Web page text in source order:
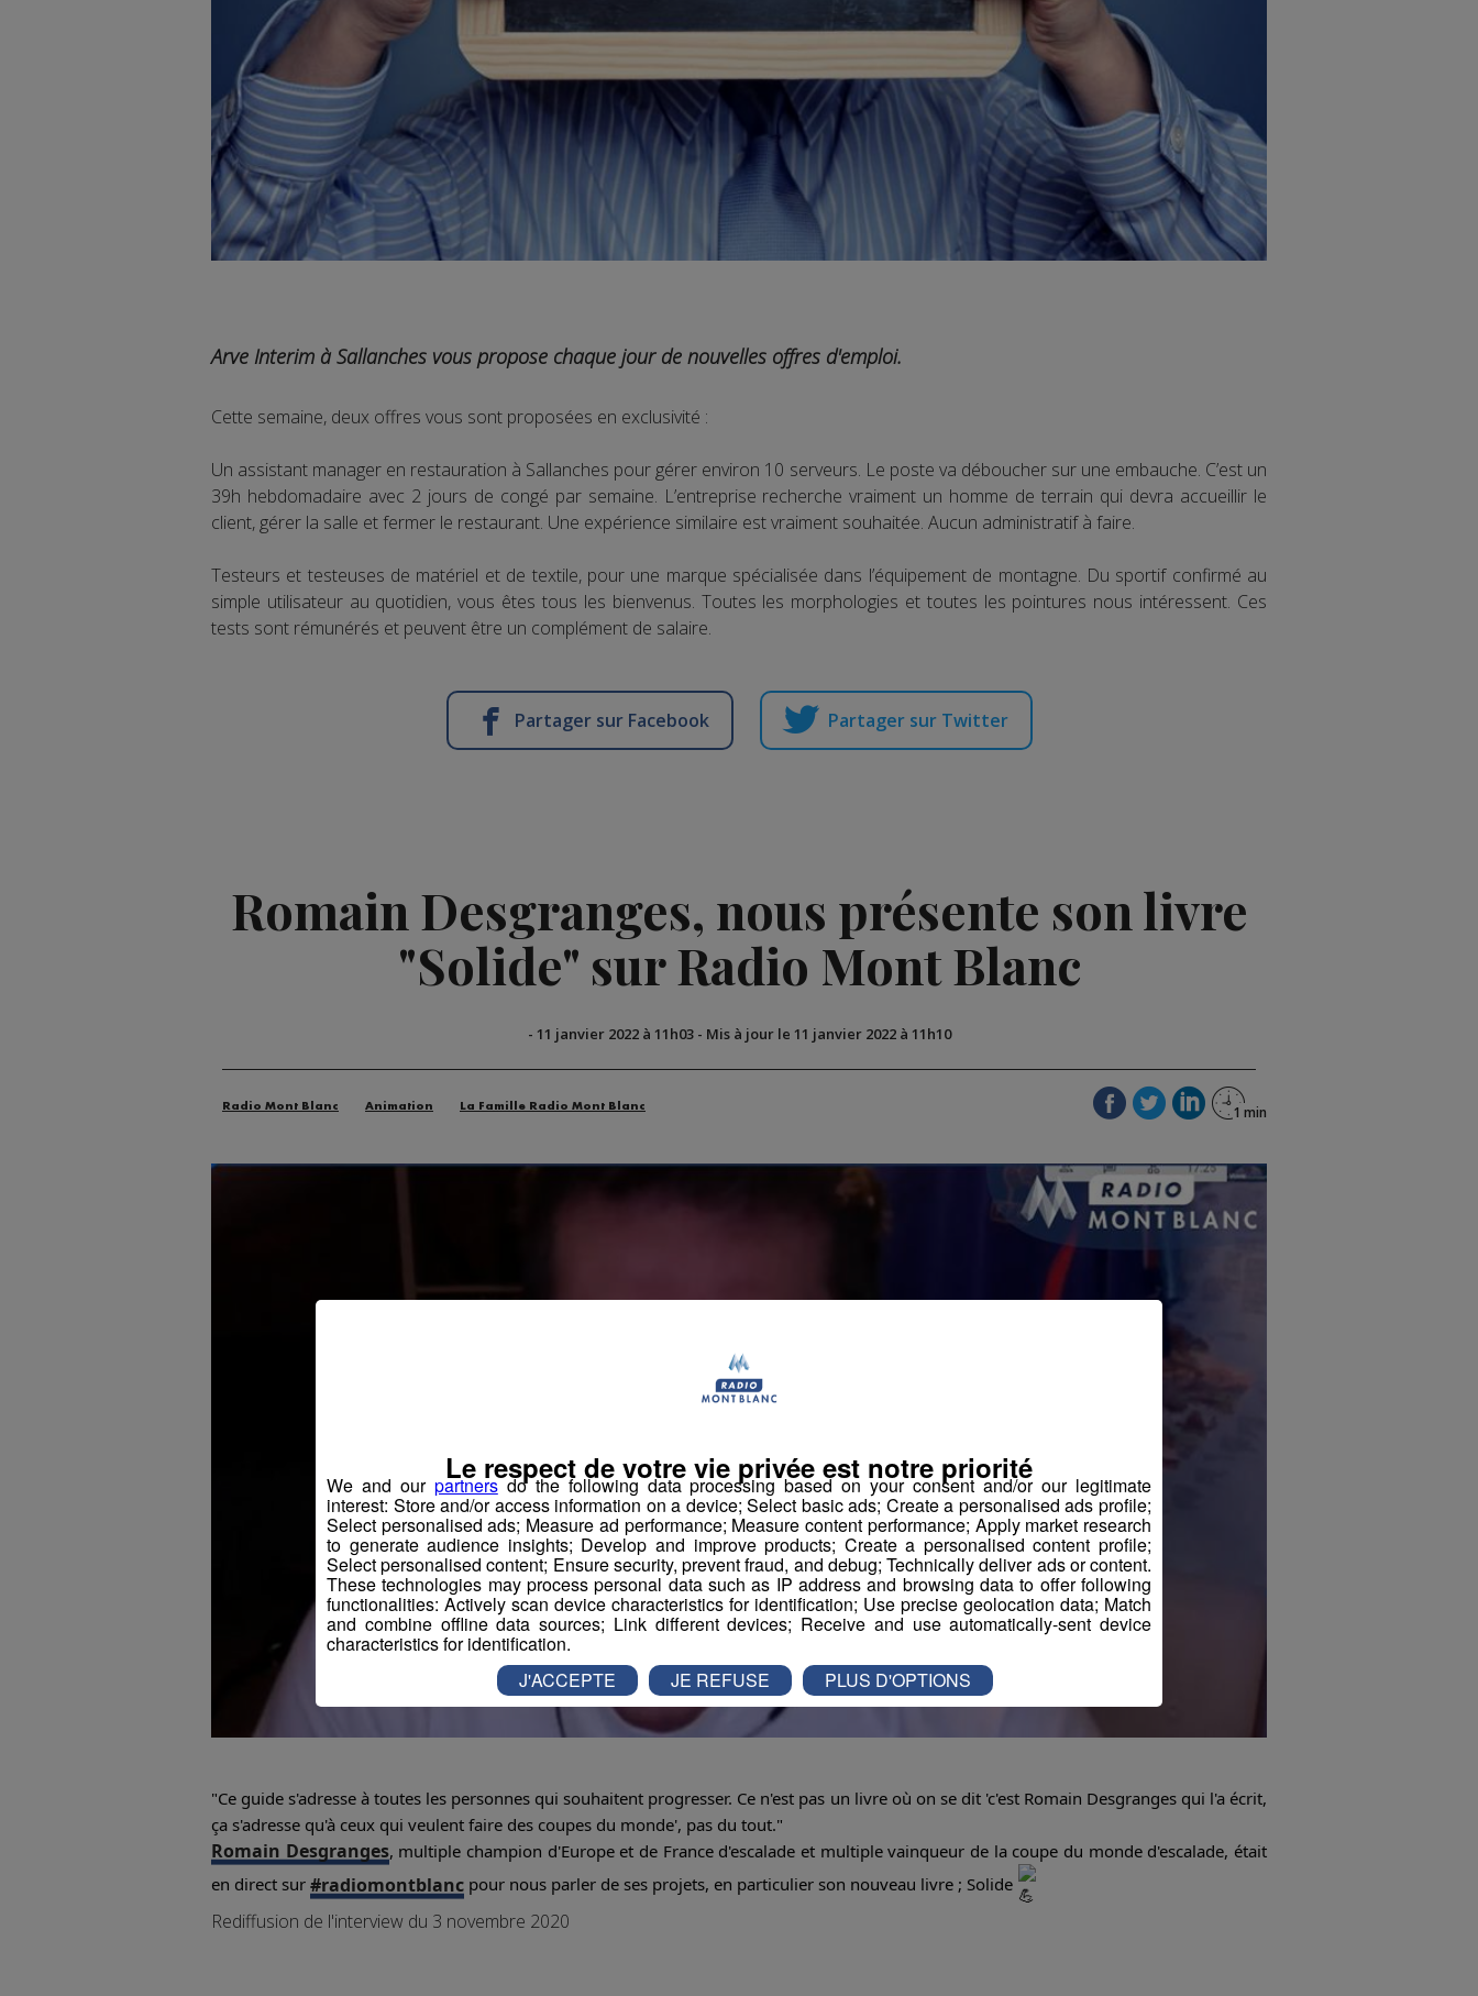
Arve Interim à Sallanches vous propose chaque jour de nouvelles offres d'emploi.
Cette semaine, deux offres vous sont proposées en exclusivité :
Un assistant manager en restauration à Sallanches pour gérer environ 10 serveurs. Le poste va déboucher sur une embauche. C’est un
39h hebdomadaire avec 2 jours de congé par semaine. L’entreprise recherche vraiment un homme de terrain qui devra accueillir le
client, gérer la salle et fermer le restaurant. Une expérience similaire est vraiment souhaitée. Aucun administratif à faire.
Testeurs et testeuses de matériel et de textile, pour une marque spécialisée dans l’équipement de montagne. Du sportif confirmé au
simple utilisateur au quotidien, vous êtes tous les bienvenus. Toutes les morphologies et toutes les pointures nous intéressent. Ces
tests sont rémunérés et peuvent être un complément de salaire.
Partager sur Facebook Partager sur Twitter
Romain Desgranges, nous présente son livre
"Solide" sur Radio Mont Blanc
- 11 janvier 2022 à 11h03- Mis à jour le 11 janvier 2022 à 11h10
Radio Mont Blanc Animation La Famille Radio Mont Blanc
"Ce guide s'adresse à toutes les personnes qui souhaitent progresser. Ce n'est pas un livre où on se dit 'c'est Romain Desgranges qui l'a écrit,
ça s'adresse qu'à ceux qui veulent faire des coupes du monde', pas du tout."
Romain Desgranges, multiple champion d'Europe et de France d'escalade et multiple vainqueur de la coupe du monde d'escalade, était
en direct sur #radiomontblanc pour nous parler de ses projets, en particulier son nouveau livre ; Solide
Rediffusion de l'interview du 3 novembre 2020
We and our partnersdo the following data processing based on your consent and/or our legitimate
interest: Store and/or access information on a device; Select basic ads; Create a personalised ads profile;
Select personalised ads; Measure ad performance; Measure content performance; Apply market research
to generate audience insights; Develop and improve products; Create a personalised content profile;
Select personalised content; Ensure security, prevent fraud, and debug; Technically deliver ads or content.
These technologies may process personal data such as IP address and browsing data to offer following
functionalities: Actively scan device characteristics for identification; Use precise geolocation data; Match
and combine offline data sources; Link different devices; Receive and use automatically-sent device
characteristics for identification.
Le respect de votre vie privée est notre priorité
J'ACCEPTE JE REFUSE PLUS D'OPTIONS